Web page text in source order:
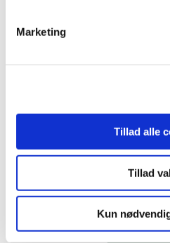
Marketing
Tillad alle
Tillad
Kun
621,60 KR.
Læs